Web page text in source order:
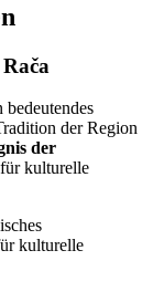
der Region
der
kulturelle
kulturelle